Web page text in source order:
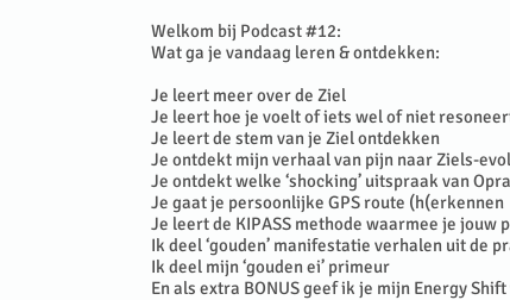
Welkom bij Podcast #12:
Wat ga je vandaag leren & ontdekken:
Je leert meer over de Ziel
Je leert hoe je voelt of iets wel of niet
Je leert de stem van je Ziel ontdekken
Je ontdekt mijn verhaal van pijn naar Ziels-
Je ontdekt welke ‘shocking’ uitspraak van
Je gaat je persoonlijke GPS route (h(erkennen
Je leert de KIPASS methode waarmee je
Ik deel ‘gouden’ manifestatie verhalen uit de
Ik deel mijn ‘gouden ei’ primeur
En als extra BONUS geef ik je mijn Energy